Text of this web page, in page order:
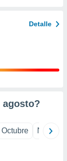
Detalle
agosto?
Octubre